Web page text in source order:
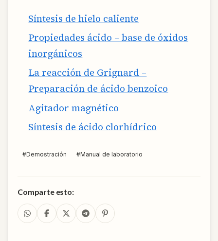
Síntesis de hielo caliente
Propiedades ácido – base de óxidos
inorgánicos
La reacción de Grignard –
Preparación de ácido benzoico
Agitador magnético
Síntesis de ácido clorhídrico
#Demostración #Manual de laboratorio
Comparte esto: